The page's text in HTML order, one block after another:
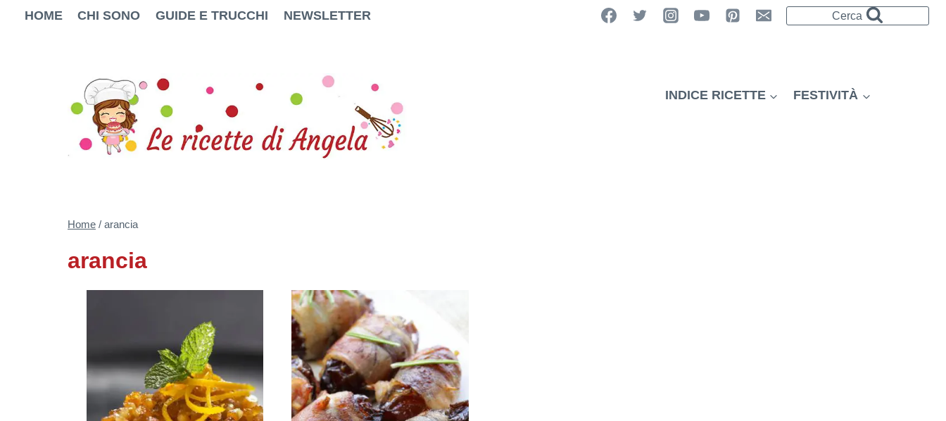
SaltaHOME CHI SONO GUIDE E TRUCCHI NEWSLETTER Cerca
INDICE RICETTE FESTIVITÀ
Home / arancia
arancia